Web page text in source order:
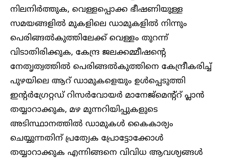
നിലനിർത്തുക, വെള്ളപ്പൊക്ക ഭീഷണിയുള്ള
സമയങ്ങളിൽ മുകളിലെ ഡാമുകളിൽ നിന്നും
പെരിങ്ങൽകുത്തിലേക്ക് വെള്ളം തുറന്ന്
വിടാതിരിക്കുക, കേന്ദ്ര ജലക്കമ്മീഷന്റെ
നേതൃത്വത്തിൽ പെരിങ്ങൽകുത്തിനെ കേന്ദ്രീകരിച്ച്
പുഴയിലെ ആറ്‌ ഡാമുകളെയും ഉൾപ്പെടുത്തി
ഇന്റർഗ്രേറ്റഡ് റിസർവോയർ മാനേജ്‌മെന്റ്റ് പ്ലാൻ
തയ്യാറാക്കുക, മഴ മുന്നറിയിപ്പുകളുടെ
അടിസ്ഥാനത്തിൽ ഡാമുകൾ കൈകാര്യം
ചെയ്യുന്നതിന് പ്രത്യേക പ്രോട്ടോക്കോൾ
തയ്യാറാക്കുക എന്നിങ്ങനെ വിവിധ ആവശ്യങ്ങൾ